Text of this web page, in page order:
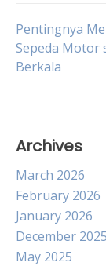
Post
Pentingnya
Sepeda Motor
Berkala
Archives
March 2026
February 2026
January 2026
December 2025
May 2025